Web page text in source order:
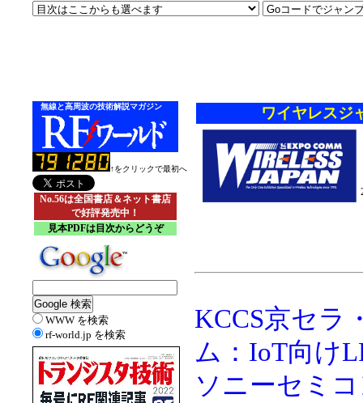
無線と高周波の技術解説マガジン
↑をクリックで最初へ
No.56は全国書店＆ネット書店
で好評発売中！
見本PDFは目次からどうぞ
WWW を検索
rf-world.jp を検索
ワイヤレスジ
KCCS京セラ
ム：IoT向け
ソニーセミ